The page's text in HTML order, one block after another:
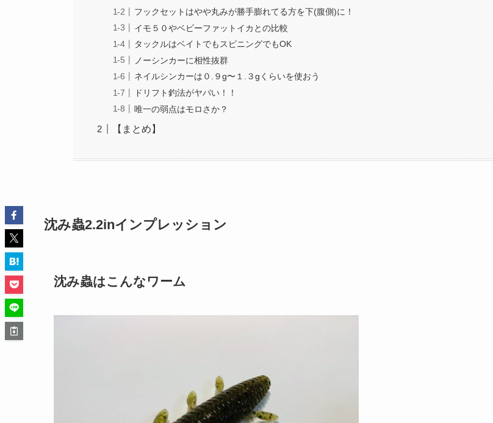
フックセットはやや丸みが勝手膨れてる方を下(腹側)に！
イモ５０やベビーファットイカとの比較
タックルはベイトでもスピニングでもOK
ノーシンカーに相性抜群
ネイルシンカーは０.９g〜１.３gくらいを使おう
ドリフト釣法がヤバい！！
唯一の弱点はモロさか？
【まとめ】
沈み蟲2.2inインプレッション
沈み蟲はこんなワーム